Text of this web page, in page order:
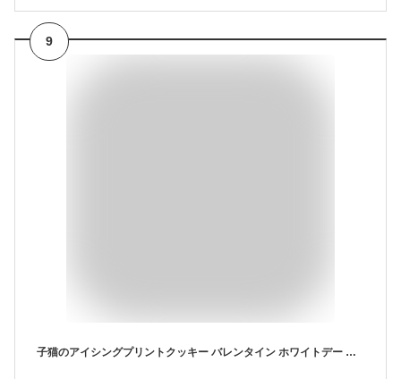
9
子猫のアイシングプリントクッキー バレンタイン ホワイトデー お菓子 プチギフト ギフト お返し チョコ以外 猫の日 かわいい クッキー 焼き菓子 ありがとう 女性 猫好き ねこ 猫 記念品 300円 おめでとう 子供 小学生 幼稚園 保育園 会社 お礼 卒業 卒園 おめでとう